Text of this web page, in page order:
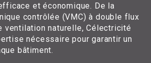
et économique. De la
contrôlée (VMC) à double flux
ventilation naturelle, Célectricité
nécessaire pour garantir un
bâtiment.